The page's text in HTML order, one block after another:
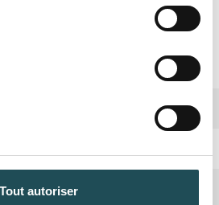
Tout autoriser
Haute
Ovoïde, ronde irrégulier
Quantité désirée*
Quantité désirée*